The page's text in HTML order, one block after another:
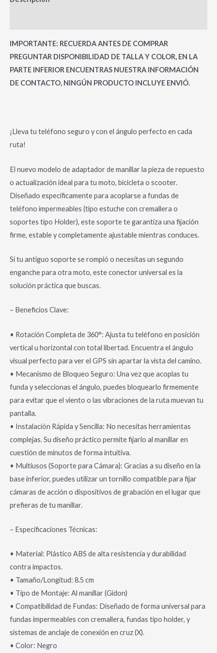
IMPORTANTE: RECUERDA ANTES DE COMPRAR
PREGUNTAR DISPONIBILIDAD DE TALLA Y COLOR, EN LA
PARTE INFERIOR ENCUENTRAS NUESTRA INFORMACIÓN
DE CONTACTO, NINGÚN PRODUCTO INCLUYE ENVIÓ.
¡Lleva tu teléfono seguro y con el ángulo perfecto en cada
ruta!
El nuevo modelo de adaptador de manillar la pieza de repuesto
o actualización ideal para tu moto, bicicleta o scooter.
Diseñado específicamente para acoplarse a fundas de
teléfono impermeables (tipo estuche con cremallera o
soportes tipo Holder), este soporte te garantiza una fijación
firme, estable y completamente ajustable mientras conduces.
Si tu antiguo soporte se rompió o necesitas un segundo
enganche para otra moto, este conector universal es la
solución práctica que buscas.
– Beneficios Clave:
• Rotación Completa de 360°: Ajusta tu teléfono en posición
vertical u horizontal con total libertad. Encuentra el ángulo
visual perfecto para ver el GPS sin apartar la vista del camino.
• Mecanismo de Bloqueo Seguro: Una vez que acoplas tu
funda y seleccionas el ángulo, puedes bloquearlo firmemente
para evitar que el viento o las vibraciones de la ruta muevan tu
pantalla.
• Instalación Rápida y Sencilla: No necesitas herramientas
complejas. Su diseño práctico permite fijarlo al manillar en
cuestión de minutos de forma intuitiva.
• Multiusos (Soporte para Cámara): Gracias a su diseño en la
base inferior, puedes utilizar un tornillo compatible para fijar
cámaras de acción o dispositivos de grabación en el lugar que
prefieras de tu manillar.
– Especificaciones Técnicas:
• Material: Plástico ABS de alta resistencia y durabilidad
contra impactos.
• Tamaño/Longitud: 8.5 cm
• Tipo de Montaje: Al manillar (Gidon)
• Compatibilidad de Fundas: Diseñado de forma universal para
fundas impermeables con cremallera, fundas tipo holder, y
sistemas de anclaje de conexión en cruz (X).
• Color: Negro